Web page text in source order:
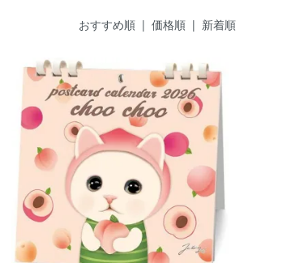
おすすめ順 | 価格順 | 新着順